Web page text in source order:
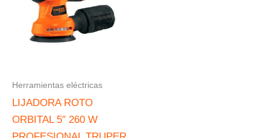
Herramientas eléctricas
LIJADORA ROTO
ORBITAL 5″ 260 W